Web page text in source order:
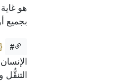
هو
بجميع
#
{7 - 8}